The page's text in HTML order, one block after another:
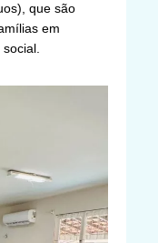
que são
em